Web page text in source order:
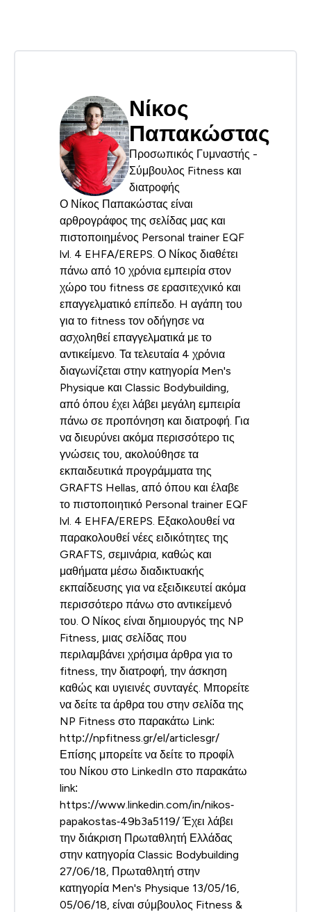
Νίκος
Παπακώστας
Προσωπικός Γυμναστής -
Σύμβουλος Fitness και
διατροφής
Ο Νίκος Παπακώστας είναι
αρθρογράφος της σελίδας μας και
πιστοποιημένος Personal trainer EQF
lvl. 4 EHFA/EREPS. Ο Νίκος διαθέτει
πάνω από 10 χρόνια εμπειρία στον
χώρο του fitness σε ερασιτεχνικό και
επαγγελματικό επίπεδο. H αγάπη του
για το fitness τον οδήγησε να
ασχοληθεί επαγγελματικά με το
αντικείμενο. Τα τελευταία 4 χρόνια
διαγωνίζεται στην κατηγορία Men's
Physique και Classic Bodybuilding,
από όπου έχει λάβει μεγάλη εμπειρία
πάνω σε προπόνηση και διατροφή. Για
να διευρύνει ακόμα περισσότερο τις
γνώσεις του, ακολούθησε τα
εκπαιδευτικά προγράμματα της
GRAFTS Hellas, από όπου και έλαβε
το πιστοποιητικό Personal trainer EQF
lvl. 4 EHFA/EREPS. Εξακολουθεί να
παρακολουθεί νέες ειδικότητες της
GRAFTS, σεμινάρια, καθώς και
μαθήματα μέσω διαδικτυακής
εκπαίδευσης για να εξειδικευτεί ακόμα
περισσότερο πάνω στο αντικείμενό
του. Ο Νίκος είναι δημιουργός της NP
Fitness, μιας σελίδας που
περιλαμβάνει χρήσιμα άρθρα για το
fitness, την διατροφή, την άσκηση
καθώς και υγιεινές συνταγές. Μπορείτε
να δείτε τα άρθρα του στην σελίδα της
NP Fitness στο παρακάτω Link:
http://npfitness.gr/el/articlesgr/
Επίσης μπορείτε να δείτε το προφίλ
του Νίκου στο LinkedIn στο παρακάτω
link:
https://www.linkedin.com/in/nikos‐
papakostas‐49b3a5119/ Έχει λάβει
την διάκριση Πρωταθλητή Ελλάδας
στην κατηγορία Classic Bodybuilding
27/06/18, Πρωταθλητή στην
κατηγορία Men's Physique 13/05/16,
05/06/18, είναι σύμβουλος Fitness &